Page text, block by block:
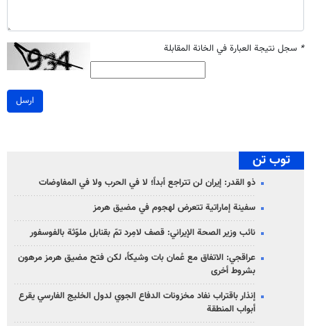
* سجل نتيجة العبارة في الخانة المقابلة
ارسل
توب تن
ذو القدر: إيران لن تتراجع أبداً؛ لا في الحرب ولا في المفاوضات
سفينة إماراتية تتعرض لهجوم في مضيق هرمز
نائب وزير الصحة الإيراني: قصف لامِرد تمّ بقنابل ملوّثة بالفوسفور
عراقجي: الاتفاق مع عُمان بات وشيكاً، لكن فتح مضيق هرمز مرهون
بشروط أخرى
إنذار باقتراب نفاد مخزونات الدفاع الجوي لدول الخليج الفارسي يقرع
أبواب المنطقة